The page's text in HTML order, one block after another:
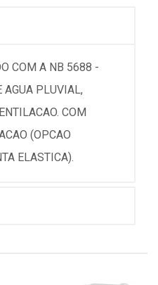
COM A NB 5688 -
PLUVIAL,
COM
(OPCAO
ELASTICA).